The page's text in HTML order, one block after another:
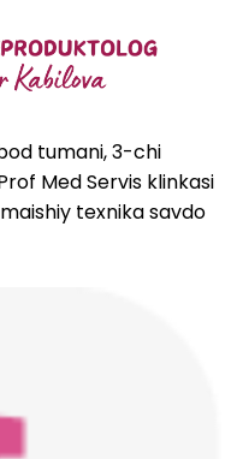
tumani, 3-chi
Med Servis klinkasi
texnika savdo